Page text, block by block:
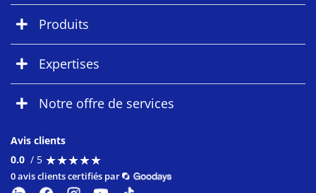
Produits
Expertises
Notre offre de services
Avis clients
0.0 / 5 ★★★★★
★★★★★
0 avis clients certifiés par